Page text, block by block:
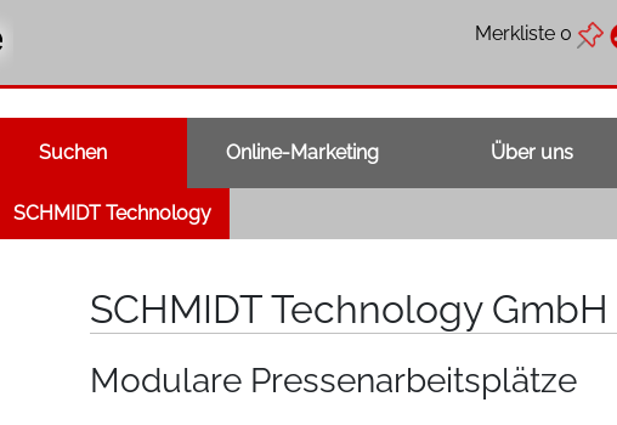
Merkliste 0
Suchen Online-Marketing Über uns
SCHMIDT Technology
SCHMIDT Technology GmbH
Modulare Pressenarbeitsplätze